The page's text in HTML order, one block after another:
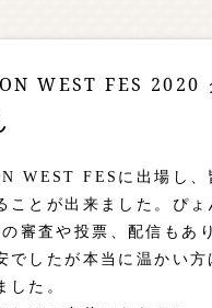
WEST FES 2020
WEST FESに出場し
ことが出来ました。ぴ
審査や投票、配信もあ
でしたが本当に温かい
した。